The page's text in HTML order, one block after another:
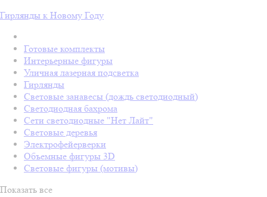
Гирлянды к Новому Году
Готовые комплекты
Интерьерные фигуры
Уличная лазерная подсветка
Гирлянды
Световые занавесы (дождь светодиодный)
Светодиодная бахрома
Сети светодиодные "Нет Лайт"
Световые деревья
Электрофейерверки
Объемные фигуры 3D
Световые фигуры (мотивы)
Показать все